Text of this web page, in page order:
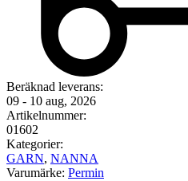
Beräknad leverans:
09 - 10 aug, 2026
Artikelnummer:
01602
Kategorier:
GARN, NANNA
Varumärke: Permin